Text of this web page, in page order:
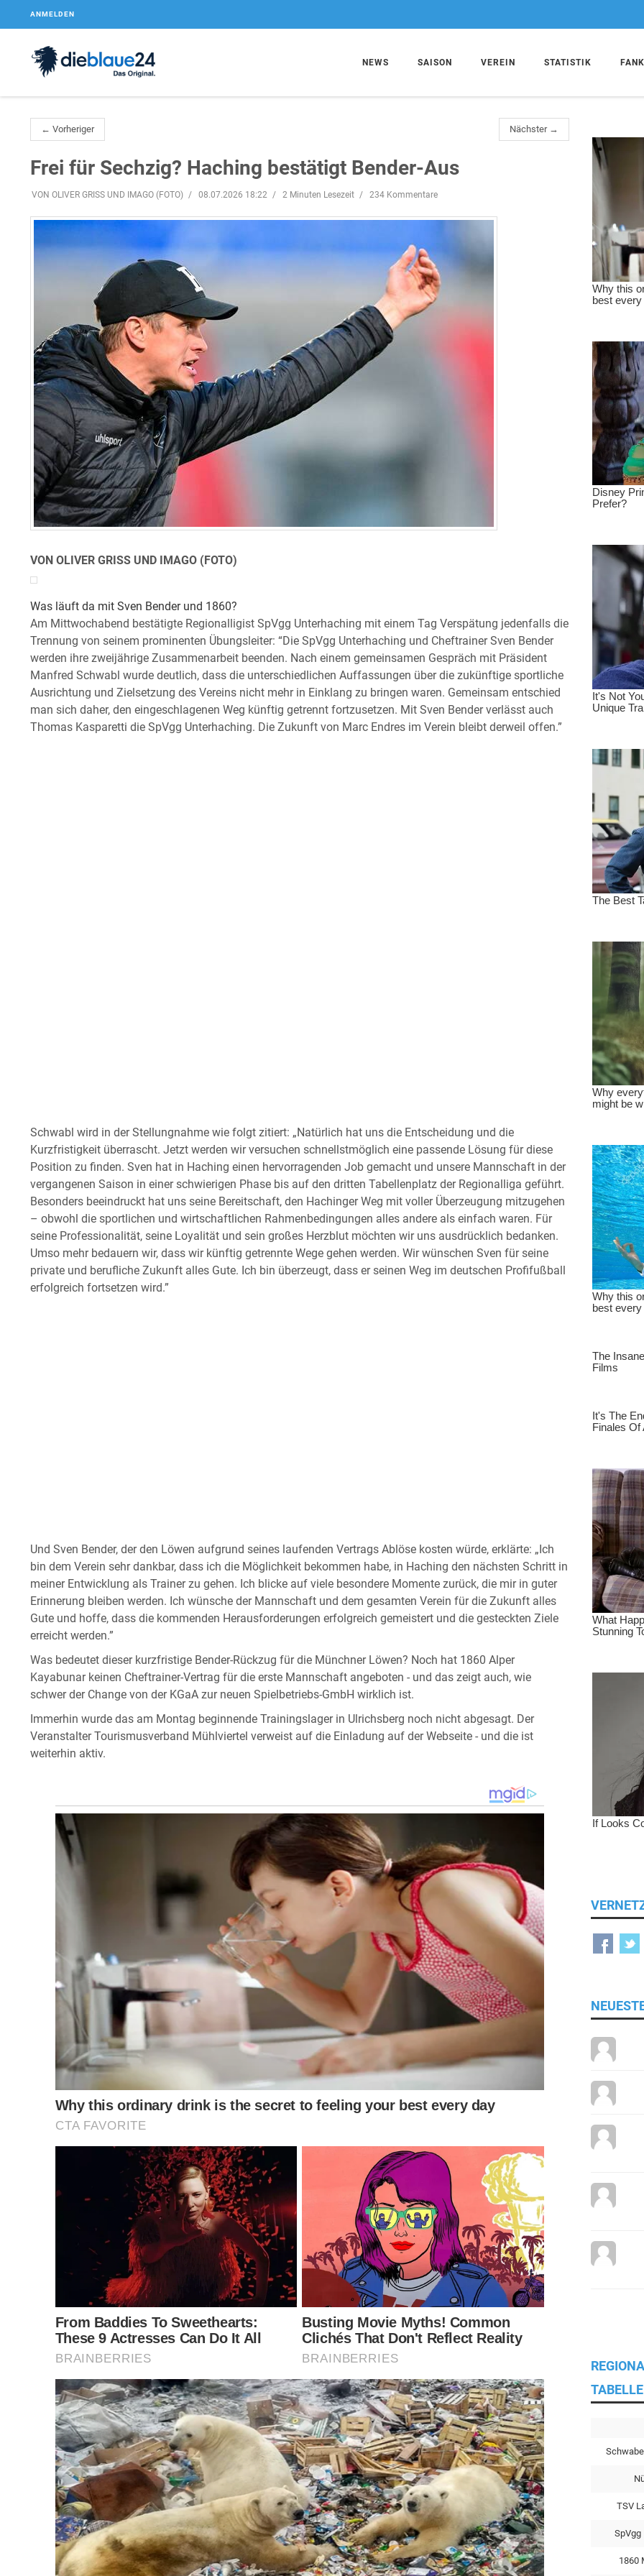
ANMELDEN
NEWS SAISON VEREIN STATISTIK
← Vorheriger Nächster →
Frei für Sechzig? Haching bestätigt Bender-Aus
VON OLIVER GRISS UND IMAGO (FOTO) 08.07.2026 18:22 2 Minuten Lesezeit 234 Kommentare
VON OLIVER GRISS UND IMAGO (FOTO)
Was läuft da mit Sven Bender und 1860?
Am Mittwochabend bestätigte Regionalligist SpVgg Unterhaching mit einem Tag Verspätung jedenfalls die
Trennung von seinem prominenten Übungsleiter: “Die SpVgg Unterhaching und Cheftrainer Sven Bender
werden ihre zweijährige Zusammenarbeit beenden. Nach einem gemeinsamen Gespräch mit Präsident
Manfred Schwabl wurde deutlich, dass die unterschiedlichen Auffassungen über die zukünftige sportliche
Ausrichtung und Zielsetzung des Vereins nicht mehr in Einklang zu bringen waren. Gemeinsam entschied
man sich daher, den eingeschlagenen Weg künftig getrennt fortzusetzen. Mit Sven Bender verlässt auch
Thomas Kasparetti die SpVgg Unterhaching. Die Zukunft von Marc Endres im Verein bleibt derweil offen.”
Schwabl wird in der Stellungnahme wie folgt zitiert: „Natürlich hat uns die Entscheidung und die
Kurzfristigkeit überrascht. Jetzt werden wir versuchen schnellstmöglich eine passende Lösung für diese
Position zu finden. Sven hat in Haching einen hervorragenden Job gemacht und unsere Mannschaft in der
vergangenen Saison in einer schwierigen Phase bis auf den dritten Tabellenplatz der Regionalliga geführt.
Besonders beeindruckt hat uns seine Bereitschaft, den Hachinger Weg mit voller Überzeugung mitzugehen
– obwohl die sportlichen und wirtschaftlichen Rahmenbedingungen alles andere als einfach waren. Für
seine Professionalität, seine Loyalität und sein großes Herzblut möchten wir uns ausdrücklich bedanken.
Umso mehr bedauern wir, dass wir künftig getrennte Wege gehen werden. Wir wünschen Sven für seine
private und berufliche Zukunft alles Gute. Ich bin überzeugt, dass er seinen Weg im deutschen Profifußball
erfolgreich fortsetzen wird.”
Und Sven Bender, der den Löwen aufgrund seines laufenden Vertrags Ablöse kosten würde, erklärte: „Ich
bin dem Verein sehr dankbar, dass ich die Möglichkeit bekommen habe, in Haching den nächsten Schritt in
meiner Entwicklung als Trainer zu gehen. Ich blicke auf viele besondere Momente zurück, die mir in guter
Erinnerung bleiben werden. Ich wünsche der Mannschaft und dem gesamten Verein für die Zukunft alles
Gute und hoffe, dass die kommenden Herausforderungen erfolgreich gemeistert und die gesteckten Ziele
erreicht werden.”
Was bedeutet dieser kurzfristige Bender-Rückzug für die Münchner Löwen? Noch hat 1860 Alper
Kayabunar keinen Cheftrainer-Vertrag für die erste Mannschaft angeboten - und das zeigt auch, wie
schwer der Change von der KGaA zur neuen Spielbetriebs-GmbH wirklich ist.
Immerhin wurde das am Montag beginnende Trainingslager in Ulrichsberg noch nicht abgesagt. Der
Veranstalter Tourismusverband Mühlviertel verweist auf die Einladung auf der Webseite - und die ist
weiterhin aktiv.
TABELLE
TSV
SpVgg
1860